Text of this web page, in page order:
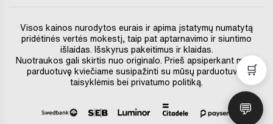
Visos kainos nurodytos eurais ir apima įstatymų numatytą
pridėtinės vertės mokestį, taip pat aptarnavimo ir siuntimo
išlaidas. Išskyrus pakeitimus ir klaidas.
Nuotraukos gali skirtis nuo originalo. Prieš apsiperkant mūsų
parduotuvę kviečiame susipažinti su mūsų parduotuvės
taisyklėmis bei privatumo politiką.
🛒
💬